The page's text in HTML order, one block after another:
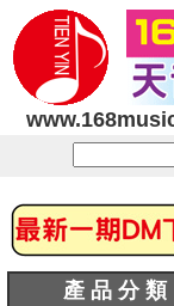
產 品 分 類